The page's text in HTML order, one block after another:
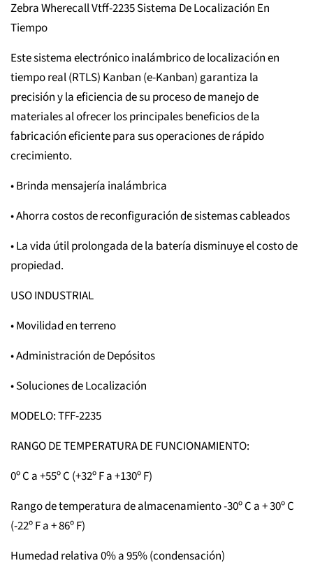
Zebra Wherecall Vtff-2235 Sistema De Localización En
Tiempo
Este sistema electrónico inalámbrico de localización en
tiempo real (RTLS) Kanban (e-Kanban) garantiza la
precisión y la eficiencia de su proceso de manejo de
materiales al ofrecer los principales beneficios de la
fabricación eficiente para sus operaciones de rápido
crecimiento.
• Brinda mensajería inalámbrica
• Ahorra costos de reconfiguración de sistemas cableados
• La vida útil prolongada de la batería disminuye el costo de
propiedad.
USO INDUSTRIAL
•Movilidad en terreno
•Administración de Depósitos
•Soluciones de Localización
MODELO: TFF-2235
RANGO DE TEMPERATURA DE FUNCIONAMIENTO:
0º C a +55º C (+32º F a +130º F)
Rango de temperatura de almacenamiento -30º C a + 30º C
(-22º F a + 86º F)
Humedad relativa 0% a 95% (condensación)